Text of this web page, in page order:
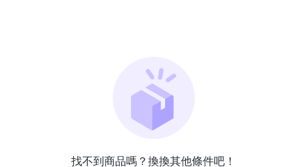
找不到商品嗎？換換其他條件吧！